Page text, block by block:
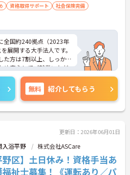
資格取得サポート
社会保険完備
全国約240拠点（2023年
展開する大手法人です。
た方は7割以上、しっか
め安心してご就業いただ
て困っている方に、手を
やりがいのあるお仕事
面接対策ポイントなど、
ますのでお気軽にご相談
無料 紹介してもらう
更新日：2026年06月01日
入浴平野 株式会社ASCare
野区】土日休み！資格手当あ
祉士募集！《運転あり／パ